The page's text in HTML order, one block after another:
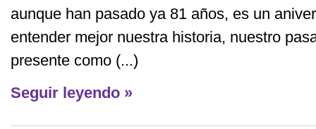
aunque han pasado ya 81 años, es un
entender mejor nuestra historia, nuestro
presente como (...)
Seguir leyendo »